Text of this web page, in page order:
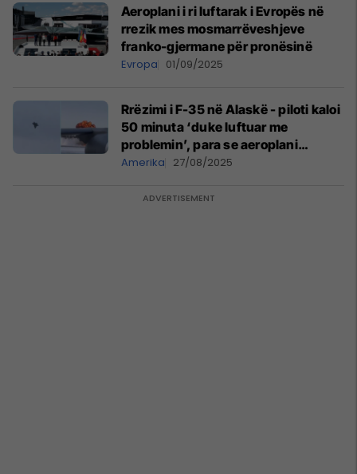
Aeroplani i ri luftarak i Evropës në
rrezik mes mosmarrëveshjeve
franko-gjermane për pronësinë
Evropa 01/09/2025
Rrëzimi i F-35 në Alaskë - piloti kaloi
50 minuta ‘duke luftuar me
problemin’, para se aeroplani
luftarak të rrëzohej dhe ai të
Amerika 27/08/2025